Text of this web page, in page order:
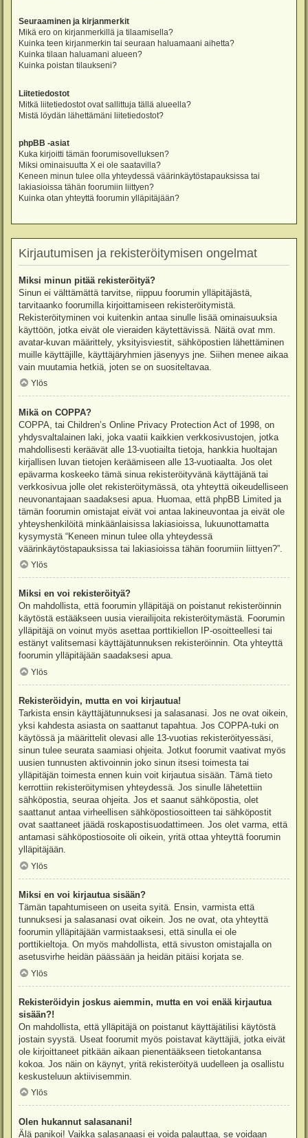
Seuraaminen ja kirjanmerkit
Mikä ero on kirjanmerkillä ja tilaamisella?
Kuinka teen kirjanmerkin tai seuraan haluamaani aihetta?
Kuinka tilaan haluamani alueen?
Kuinka poistan tilaukseni?
Liitetiedostot
Mitkä liitetiedostot ovat sallittuja tällä alueella?
Mistä löydän lähettämäni liitetiedostot?
phpBB -asiat
Kuka kirjoitti tämän foorumisovelluksen?
Miksi ominaisuutta X ei ole saatavilla?
Keneen minun tulee olla yhteydessä väärinkäytöstapauksissa tai
lakiasioissa tähän foorumiin liittyen?
Kuinka otan yhteyttä foorumin ylläpitäjään?
Kirjautumisen ja rekisteröitymisen ongelmat
Miksi minun pitää rekisteröityä?
Sinun ei välttämättä tarvitse, riippuu foorumin ylläpitäjästä,
tarvitaanko foorumilla kirjoittamiseen rekisteröitymistä.
Rekisteröityminen voi kuitenkin antaa sinulle lisää ominaisuuksia
käyttöön, jotka eivät ole vieraiden käytettävissä. Näitä ovat mm.
avatar-kuvan määrittely, yksityisviestit, sähköpostien lähettäminen
muille käyttäjille, käyttäjäryhmien jäsenyys jne. Siihen menee aikaa
vain muutamia hetkiä, joten se on suositeltavaa.
Ylös
Mikä on COPPA?
COPPA, tai Children’s Online Privacy Protection Act of 1998, on
yhdysvaltalainen laki, joka vaatii kaikkien verkkosivustojen, jotka
mahdollisesti keräävät alle 13-vuotiailta tietoja, hankkia huoltajan
kirjallisen luvan tietojen keräämiseen alle 13-vuotiaalta. Jos olet
epävarma koskeeko tämä sinua rekisteröityvänä käyttäjänä tai
verkkosivua jolle olet rekisteröitymässä, ota yhteyttä oikeudelliseen
neuvonantajaan saadaksesi apua. Huomaa, että phpBB Limited ja
tämän foorumin omistajat eivät voi antaa lakineuvontaa ja eivät ole
yhteyshenkilöitä minkäänlaisissa lakiasioissa, lukuunottamatta
kysymystä “Keneen minun tulee olla yhteydessä
väärinkäytöstapauksissa tai lakiasioissa tähän foorumiin liittyen?”.
Ylös
Miksi en voi rekisteröityä?
On mahdollista, että foorumin ylläpitäjä on poistanut rekisteröinnin
käytöstä estääkseen uusia vierailijoita rekisteröitymästä. Foorumin
ylläpitäjä on voinut myös asettaa porttikiellon IP-osoitteellesi tai
estänyt valitsemasi käyttäjätunnuksen rekisteröinnin. Ota yhteyttä
foorumin ylläpitäjään saadaksesi apua.
Ylös
Rekisteröidyin, mutta en voi kirjautua!
Tarkista ensin käyttäjätunnuksesi ja salasanasi. Jos ne ovat oikein,
yksi kahdesta asiasta on saattanut tapahtua. Jos COPPA-tuki on
käytössä ja määrittelit olevasi alle 13-vuotias rekisteröityessäsi,
sinun tulee seurata saamiasi ohjeita. Jotkut foorumit vaativat myös
uusien tunnusten aktivoinnin joko sinun itsesi toimesta tai
ylläpitäjän toimesta ennen kuin voit kirjautua sisään. Tämä tieto
kerrottiin rekisteröitymisen yhteydessä. Jos sinulle lähetettiin
sähköpostia, seuraa ohjeita. Jos et saanut sähköpostia, olet
saattanut antaa virheellisen sähköpostiosoitteen tai sähköpostit
ovat saattaneet jäädä roskapostisuodattimeen. Jos olet varma, että
antamasi sähköpostiosoite oli oikein, yritä ottaa yhteyttä foorumin
ylläpitäjään.
Ylös
Miksi en voi kirjautua sisään?
Tämän tapahtumiseen on useita syitä. Ensin, varmista että
tunnuksesi ja salasanasi ovat oikein. Jos ne ovat, ota yhteyttä
foorumin ylläpitäjään varmistaaksesi, että sinulla ei ole
porttikieltoja. On myös mahdollista, että sivuston omistajalla on
asetusvirhe heidän päässään ja heidän pitäisi korjata se.
Ylös
Rekisteröidyin joskus aiemmin, mutta en voi enää kirjautua
sisään?!
On mahdollista, että ylläpitäjä on poistanut käyttäjätilisi käytöstä
jostain syystä. Useat foorumit myös poistavat käyttäjiä, jotka eivät
ole kirjoittaneet pitkään aikaan pienentääkseen tietokantansa
kokoa. Jos näin on käynyt, yritä rekisteröityä uudelleen ja osallistu
keskusteluun aktiivisemmin.
Ylös
Olen hukannut salasanani!
Älä panikoi! Vaikka salasanaasi ei voida palauttaa, se voidaan